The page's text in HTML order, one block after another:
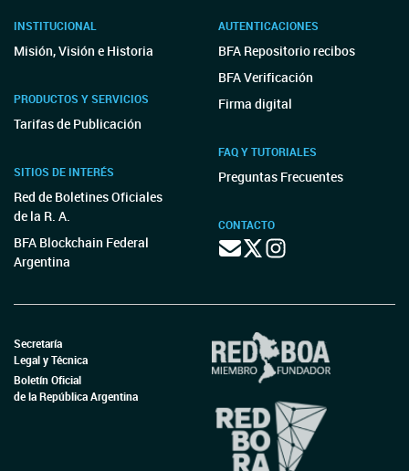
MINISTERIO DE TRABAJO, EMPLEO Y SEGURIDAD
Resolución 1490/2022
MINISTERIO DE TRABAJO, EMPLEO Y SEGURIDAD
SOCIAL
Resolución 1491/2022
RESOL-2022-1491-APN-MT
CONVENCIONES COLECTIVAS DE
SOCIAL - SECRETARÍA DE TRABAJO
Resolución 1552/2022
RESOL-2022-1552-APN-ST#MT
MINISTERIO DE TRABAJO, EMPLEO Y SEGURIDAD
SOCIAL - SECRETARÍA DE TRABAJO